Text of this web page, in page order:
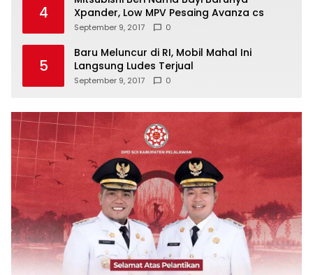
4
Xpander, Low MPV Pesaing Avanza cs
September 9, 2017 0
5
Baru Meluncur di RI, Mobil Mahal Ini
Langsung Ludes Terjual
September 9, 2017 0